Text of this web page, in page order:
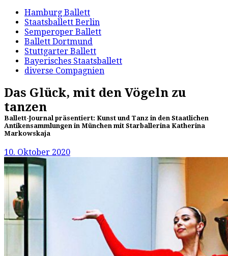
Hamburg Ballett
Staatsballett Berlin
Semperoper Ballett
Ballett Dortmund
Stuttgarter Ballett
Bayerisches Staatsballett
diverse Compagnien
Das Glück, mit den Vögeln zu
tanzen
Ballett-Journal präsentiert: Kunst und Tanz in den Staatlichen
Antikensammlungen in München mit Starballerina Katherina
Markowskaja
10. Oktober 2020